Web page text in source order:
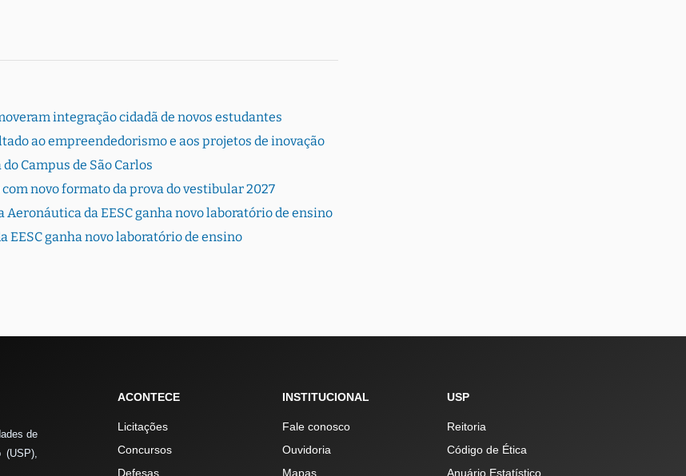
integração cidadã de novos estudantes
ao empreendedorismo e aos projetos de inovação
Campus de São Carlos
novo formato da prova do vestibular 2027
da EESC ganha novo laboratório de ensino
ganha novo laboratório de ensino
de
ACONTECE
Licitações
Concursos
Defesas
INSTITUCIONAL
Fale conosco
Ouvidoria
Mapas
USP
Reitoria
Código de Ética
Anuário Estatístico